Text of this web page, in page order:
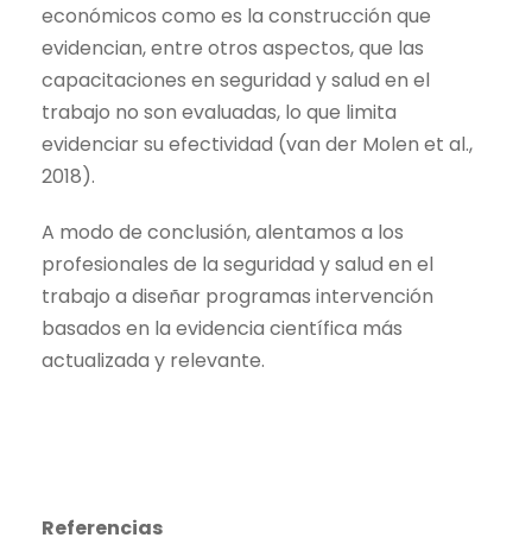
económicos como es la construcción que
evidencian, entre otros aspectos, que las
capacitaciones en seguridad y salud en el
trabajo no son evaluadas, lo que limita
evidenciar su efectividad (van der Molen et al.,
2018).
A modo de conclusión, alentamos a los
profesionales de la seguridad y salud en el
trabajo a diseñar programas intervención
basados en la evidencia científica más
actualizada y relevante.
Referencias